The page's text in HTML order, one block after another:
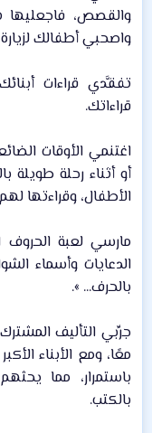
والقصص، فاجعليها
واصحبي أطفالك
تفقَّدي قراءات
قراءاتك.​
اغتنمي الأوقات
أو أثناء رحلة طويلة
الأطفال، وقراءتها
مارسي لعبة الحروف
الدعايات وأسماء
بالحرف... ».​
جرِّبي التأليف
معًا، ومع الأبناء
باستمرار، مما
بالكتب.​